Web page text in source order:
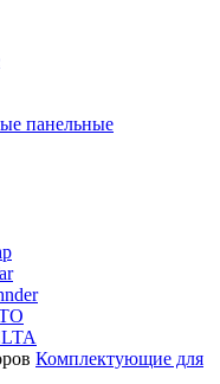
панельные
Комплектующие для